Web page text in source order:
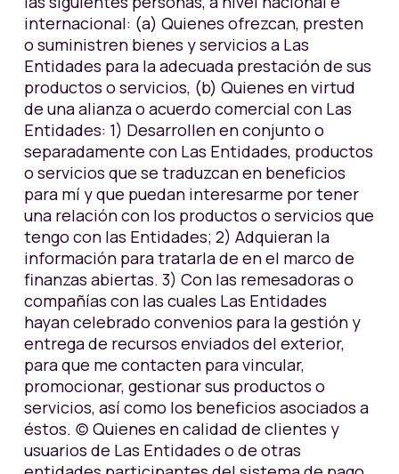
internacional: (a) Quienes ofrezcan, presten
o suministren bienes y servicios a Las
Entidades para la adecuada prestación de sus
productos o servicios, (b) Quienes en virtud
de una alianza o acuerdo comercial con Las
Entidades: 1) Desarrollen en conjunto o
separadamente con Las Entidades, productos
o servicios que se traduzcan en beneficios
para mí y que puedan interesarme por tener
una relación con los productos o servicios que
tengo con las Entidades; 2) Adquieran la
información para tratarla de en el marco de
finanzas abiertas. 3) Con las remesadoras o
compañías con las cuales Las Entidades
hayan celebrado convenios para la gestión y
entrega de recursos enviados del exterior,
para que me contacten para vincular,
promocionar, gestionar sus productos o
servicios, así como los beneficios asociados a
éstos. (c) Quienes en calidad de clientes y
usuarios de Las Entidades o de otras